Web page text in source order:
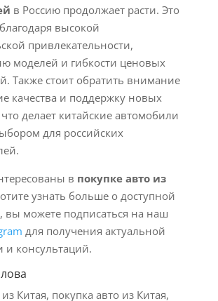
в Россию продолжает расти. Это
высокой
привлекательности,
моделей и гибкости ценовых
Также стоит обратить внимание
качества и поддержку новых
делает китайские автомобили
для российских
в покупке авто из
узнать больше о доступной
вы можете подписаться на наш
для получения актуальной
консультаций.
Китая, покупка авто из Китая,